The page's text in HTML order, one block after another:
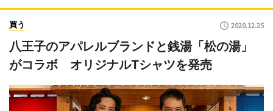
買う 2020.12.25
八王子のアパレルブランドと銭湯「松の湯」
がコラボ オリジナルTシャツを発売